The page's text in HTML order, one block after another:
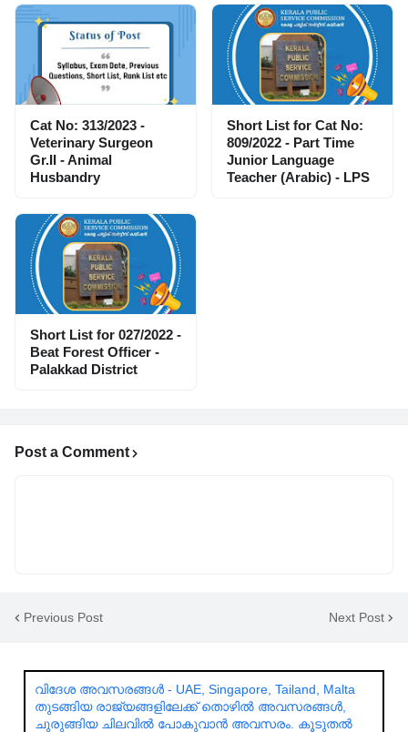
Cat No: 313/2023 -
Veterinary Surgeon
Gr.II - Animal
Husbandry
Short List for Cat No:
809/2022 - Part Time
Junior Language
Teacher (Arabic) - LPS
Short List for 027/2022 -
Beat Forest Officer -
Palakkad District
Post a Comment
Previous Post Next Post
വിദേശ അവസരങ്ങൾ - UAE, Singapore, Tailand, Malta
തുടങ്ങിയ രാജ്യങ്ങളിലേക്ക് തൊഴിൽ അവസരങ്ങൾ,
ചുരുങ്ങിയ ചിലവിൽ പോകുവാൻ അവസരം. കൂടുതൽ